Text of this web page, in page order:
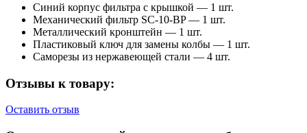
Синий корпус фильтра с крышкой — 1 шт.
Механический фильтр SC-10-BP — 1 шт.
Металлический кронштейн — 1 шт.
Пластиковый ключ для замены колбы — 1 шт.
Саморезы из нержавеющей стали — 4 шт.
Отзывы к товару:
Оставить отзыв